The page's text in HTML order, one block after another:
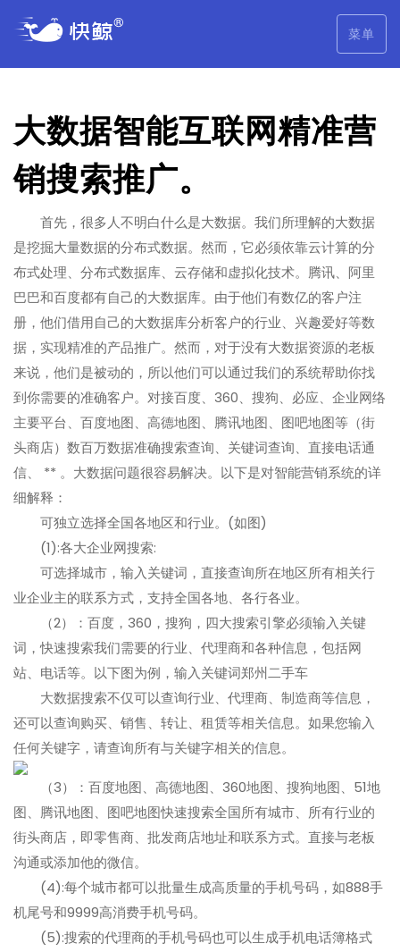
菜单
大数据智能互联网精准营
销搜索推广。
首先，很多人不明白什么是大数据。我们所理解的大数据
是挖掘大量数据的分布式数据。然而，它必须依靠云计算的分
布式处理、分布式数据库、云存储和虚拟化技术。腾讯、阿里
巴巴和百度都有自己的大数据库。由于他们有数亿的客户注
册，他们借用自己的大数据库分析客户的行业、兴趣爱好等数
据，实现精准的产品推广。然而，对于没有大数据资源的老板
来说，他们是被动的，所以他们可以通过我们的系统帮助你找
到你需要的准确客户。对接百度、360、搜狗、必应、企业网络
主要平台、百度地图、高德地图、腾讯地图、图吧地图等（街
头商店）数百万数据准确搜索查询、关键词查询、直接电话通
信、 ** 。大数据问题很容易解决。以下是对智能营销系统的详
细解释：
可独立选择全国各地区和行业。(如图)
(1):各大企业网搜索:
可选择城市，输入关键词，直接查询所在地区所有相关行
业企业主的联系方式，支持全国各地、各行各业。
（2）：百度，360，搜狗，四大搜索引擎必须输入关键
词，快速搜索我们需要的行业、代理商和各种信息，包括网
站、电话等。以下图为例，输入关键词郑州二手车
大数据搜索不仅可以查询行业、代理商、制造商等信息，
还可以查询购买、销售、转让、租赁等相关信息。如果您输入
任何关键字，请查询所有与关键字相关的信息。
（3）：百度地图、高德地图、360地图、搜狗地图、51地
图、腾讯地图、图吧地图快速搜索全国所有城市、所有行业的
街头商店，即零售商、批发商店地址和联系方式。直接与老板
沟通或添加他的微信。
(4):每个城市都可以批量生成高质量的手机号码，如888手
机尾号和9999高消费手机号码。
(5):搜索的代理商的手机号码也可以生成手机电话簿格式